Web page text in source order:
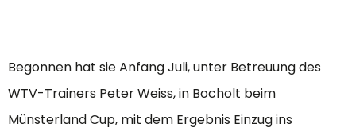
Begonnen hat sie Anfang Juli, unter Betreuung des
WTV-Trainers Peter Weiss, in Bocholt beim
Münsterland Cup, mit dem Ergebnis Einzug ins